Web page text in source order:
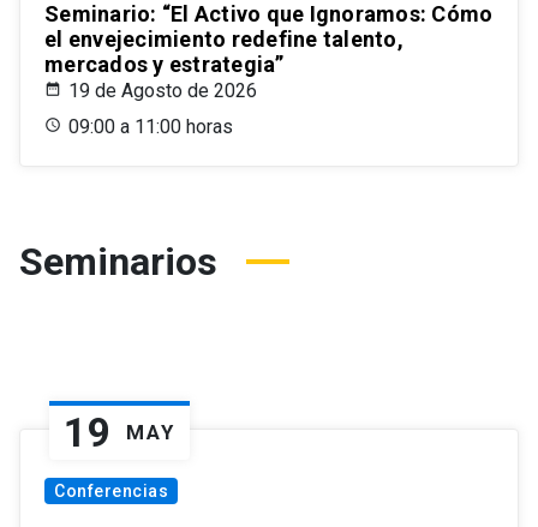
Seminario: “El Activo que Ignoramos: Cómo
el envejecimiento redefine talento,
mercados y estrategia”
19 de Agosto de 2026
09:00 a 11:00 horas
Seminarios
19 MAY
Conferencias